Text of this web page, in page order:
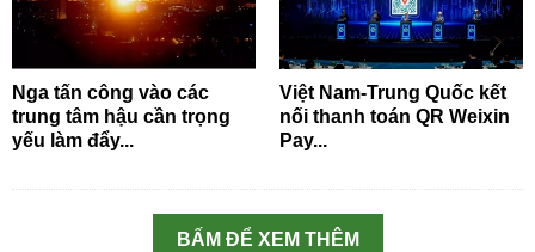
Nga tấn công vào các
trung tâm hậu cần trọng
yếu làm đẩy...
Việt Nam-Trung Quốc kết
nối thanh toán QR Weixin
Pay...
BẤM ĐỂ XEM THÊM